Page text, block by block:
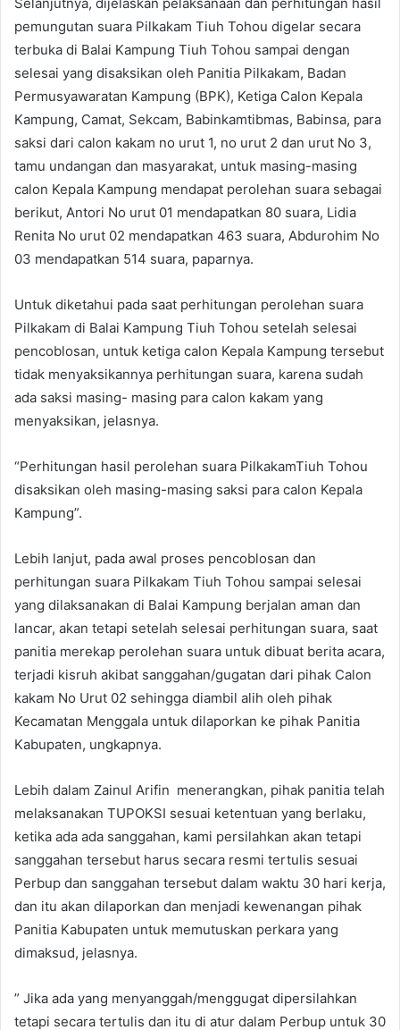
pemungutan suara Pilkakam Tiuh Tohou digelar secara
terbuka di Balai Kampung Tiuh Tohou sampai dengan
selesai yang disaksikan oleh Panitia Pilkakam, Badan
Permusyawaratan Kampung (BPK), Ketiga Calon Kepala
Kampung, Camat, Sekcam, Babinkamtibmas, Babinsa, para
saksi dari calon kakam no urut 1, no urut 2 dan urut No 3,
tamu undangan dan masyarakat, untuk masing-masing
calon Kepala Kampung mendapat perolehan suara sebagai
berikut, Antori No urut 01 mendapatkan 80 suara, Lidia
Renita No urut 02 mendapatkan 463 suara, Abdurohim No
03 mendapatkan 514 suara, paparnya.
Untuk diketahui pada saat perhitungan perolehan suara
Pilkakam di Balai Kampung Tiuh Tohou setelah selesai
pencoblosan, untuk ketiga calon Kepala Kampung tersebut
tidak menyaksikannya perhitungan suara, karena sudah
ada saksi masing- masing para calon kakam yang
menyaksikan, jelasnya.
“Perhitungan hasil perolehan suara PilkakamTiuh Tohou
disaksikan oleh masing-masing saksi para calon Kepala
Kampung”.
Lebih lanjut, pada awal proses pencoblosan dan
perhitungan suara Pilkakam Tiuh Tohou sampai selesai
yang dilaksanakan di Balai Kampung berjalan aman dan
lancar, akan tetapi setelah selesai perhitungan suara, saat
panitia merekap perolehan suara untuk dibuat berita acara,
terjadi kisruh akibat sanggahan/gugatan dari pihak Calon
kakam No Urut 02 sehingga diambil alih oleh pihak
Kecamatan Menggala untuk dilaporkan ke pihak Panitia
Kabupaten, ungkapnya.
Lebih dalam Zainul Arifin menerangkan, pihak panitia telah
melaksanakan TUPOKSI sesuai ketentuan yang berlaku,
ketika ada ada sanggahan, kami persilahkan akan tetapi
sanggahan tersebut harus secara resmi tertulis sesuai
Perbup dan sanggahan tersebut dalam waktu 30 hari kerja,
dan itu akan dilaporkan dan menjadi kewenangan pihak
Panitia Kabupaten untuk memutuskan perkara yang
dimaksud, jelasnya.
” Jika ada yang menyanggah/menggugat dipersilahkan
tetapi secara tertulis dan itu di atur dalam Perbup untuk 30